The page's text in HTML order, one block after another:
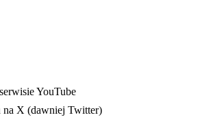
YouTube
na X (dawniej Twitter)